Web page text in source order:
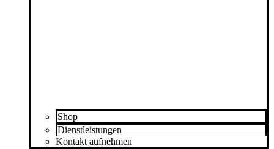
Shop
Dienstleistungen
Kontakt aufnehmen